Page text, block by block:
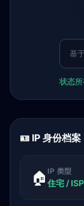
基
状态所
🪪 IP 身份档案
🏠 IP 类型
住宅 /